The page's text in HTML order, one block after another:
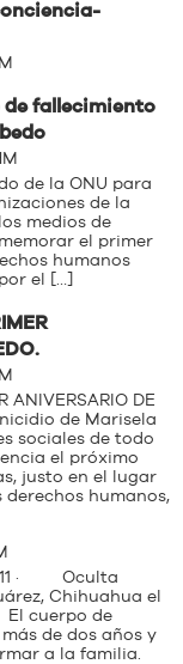
de fallecimiento
de la ONU para
de la
medios de
el primer
humanos
el […]
ANIVERSARIO DE
de Marisela
sociales de todo
el próximo
justo en el lugar
humanos,
· Oculta
Chihuahua el
cuerpo de
de dos años y
a la familia.